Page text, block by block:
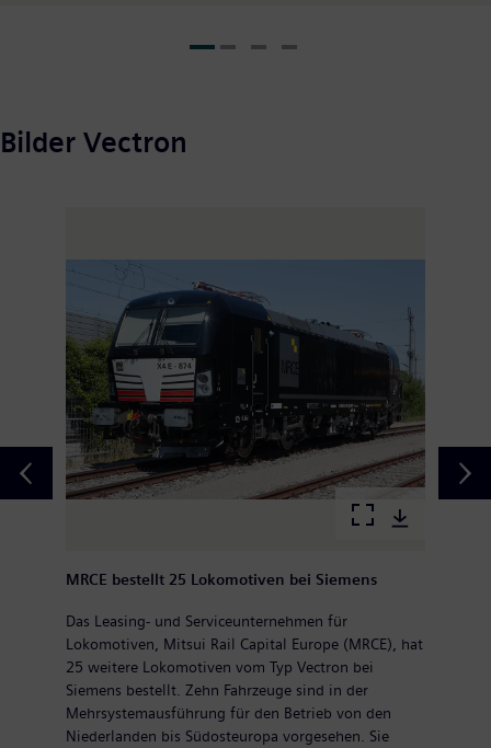
Bilder Vectron
MRCE bestellt 25 Lokomotiven bei Siemens
Das Leasing- und Serviceunternehmen für
Lokomotiven, Mitsui Rail Capital Europe (MRCE), hat
25 weitere Lokomotiven vom Typ Vectron bei
Siemens bestellt. Zehn Fahrzeuge sind in der
Mehrsystemausführung für den Betrieb von den
Niederlanden bis Südosteuropa vorgesehen. Sie